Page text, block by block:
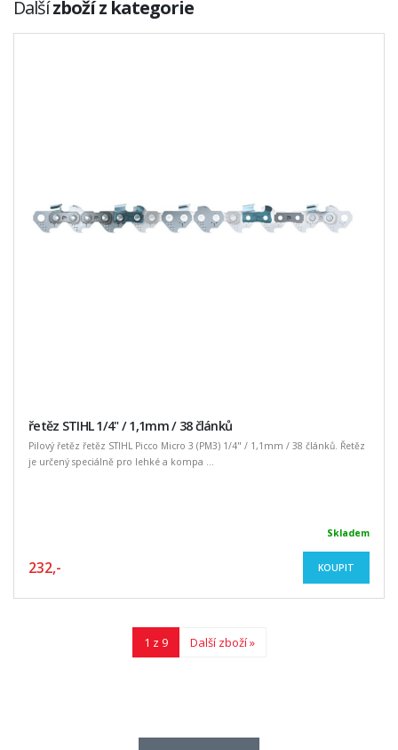
Dalšízboží z kategorie
řetěz STIHL 1/4" / 1,1mm / 38 článků
Pilový řetěz řetěz STIHL Picco Micro 3 (PM3) 1/4" / 1,1mm / 38 článků. Řetěz
je určený speciálně pro lehké a kompa ...
Skladem
232,- KOUPIT
1 z 9 Další zboží »